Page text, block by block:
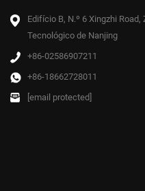
Edifício B, N.º 6 Xingzhi
Tecnológico de Nanjing
+86-02586907211
+86-18662728011
[email protected]